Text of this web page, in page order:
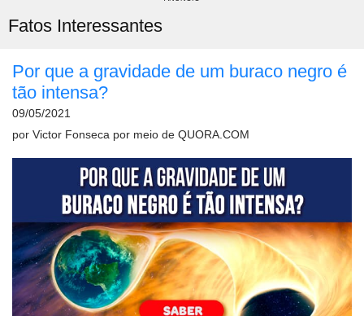
Fatos Interessantes
Por que a gravidade de um buraco negro é
tão intensa?
09/05/2021
por Victor Fonseca por meio de QUORA.COM